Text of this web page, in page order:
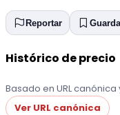
Reportar
Histórico de precio
Basado en URL
Ver URL canónica